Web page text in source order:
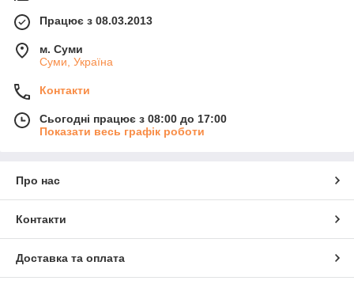
Працює з 08.03.2013
м. Суми
Суми, Україна
Контакти
Сьогодні працює з 08:00 до 17:00
Показати весь графік роботи
Про нас
Контакти
Доставка та оплата